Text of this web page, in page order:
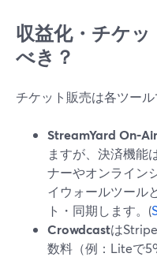
収益化・チケ
べき？
チケット販売は各ツール
StreamYard On‑Air
ますが、決済機能
ナーやオンライン
イウォールツール
ト・同期します。(
Crowdcastは
数料（例：Liteで